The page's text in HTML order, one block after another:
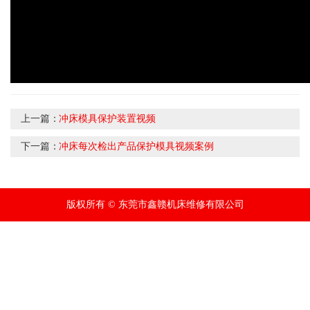
上一篇：冲床模具保护装置视频
下一篇：冲床每次检出产品保护模具视频案例
版权所有 © 东莞市鑫赣机床维修有限公司